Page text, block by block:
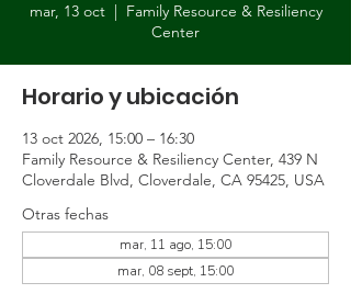
mar, 13 oct
  |
Family Resource & Resiliency
Center
Horario y ubicación
13 oct 2026, 15:00 – 16:30
Family Resource & Resiliency Center, 439 N
Cloverdale Blvd, Cloverdale, CA 95425, USA
Otras fechas
mar, 11 ago, 15:00
mar, 08 sept, 15:00